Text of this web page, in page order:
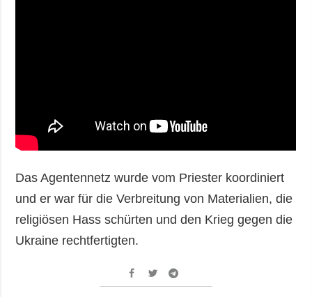
Das Agentennetz wurde vom Priester koordiniert
und er war für die Verbreitung von Materialien, die
religiösen Hass schürten und den Krieg gegen die
Ukraine rechtfertigten.